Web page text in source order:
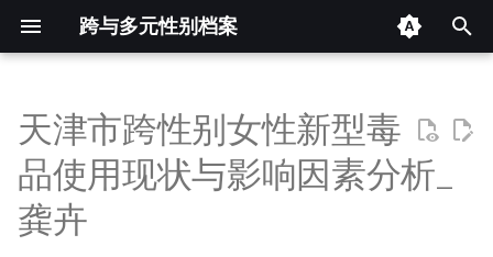
跨与多元性别档案
入
以
开
始
摘要
其他信息 [Processed Page
Metadata]
天津市跨性别女性新型毒
品使用现状与影响因素分析_
龚卉